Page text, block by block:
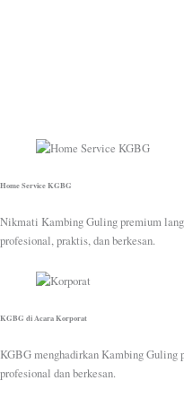
Home Service KGBG
Nikmati Kambing Guling premium
profesional, praktis, dan berkesan.
KGBG di Acara Korporat
KGBG menghadirkan Kambing Guling
profesional dan berkesan.